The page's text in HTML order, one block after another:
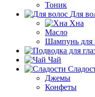
Тоник
Для
Хна
Масло
Шампунь для
Чай
Джемы
Конфеты